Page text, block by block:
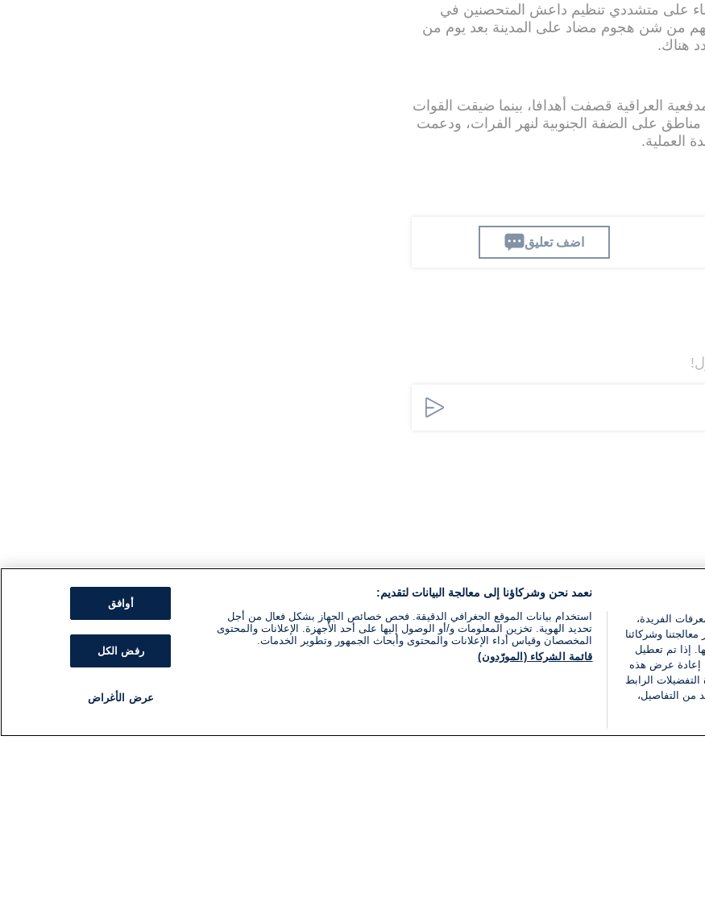
على متشددي تنظيم داعش المتحصنين في
من شن هجوم مضاد على المدينة بعد يوم من
هناك.
العراقية قصفت أهدافا، بينما ضيقت القوات
إلى 150 متشددا في مناطق على الضفة الجنوبية لنهر الفرات، ودعمت
العملية.
اضف تعليق
الفريدة،
وشركائنا
إذا تم تعطيل
إعادة عرض هذه
الرابط
من التفاصيل،
نعمد نحن وشركاؤنا إلى معالجة البيانات لتقديم:
استخدام بيانات الموقع الجغرافي الدقيقة. فحص خصائص الجهاز بشكل فعال من أجل
تحديد الهوية. تخزين المعلومات و/أو الوصول إليها على أحد الأجهزة. الإعلانات والمحتوى
المخصصان وقياس أداء الإعلانات والمحتوى وأبحاث الجمهور وتطوير الخدمات.
قائمة الشركاء (المورّدون)
أوافق
رفض الكل
عرض الأغراض